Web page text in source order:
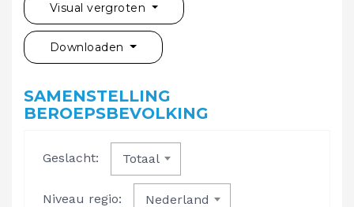
Visual vergroten
Downloaden
SAMENSTELLING
BEROEPSBEVOLKING